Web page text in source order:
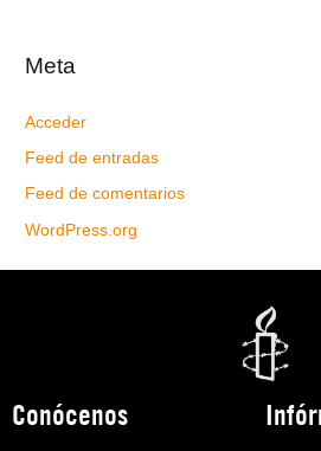
Meta
Acceder
Feed de entradas
Feed de comentarios
WordPress.org
Conócenos